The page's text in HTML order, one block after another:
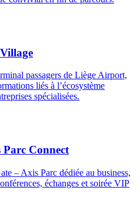
passagers de Liège Airport,
liés à l’écosystème
spécialisées.
Parc Connect
– Axis Parc dédiée au business,
échanges et soirée VIP